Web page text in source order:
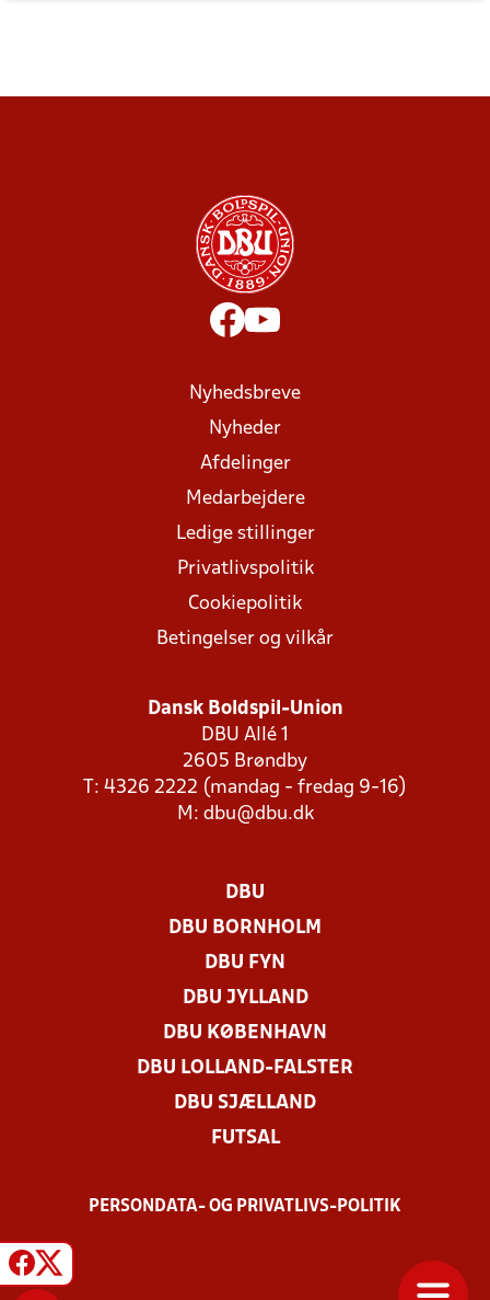
Nyhedsbreve
Nyheder
Afdelinger
Medarbejdere
Ledige stillinger
Privatlivspolitik
Cookiepolitik
Betingelser og vilkår
Dansk Boldspil-Union
DBU Allé 1
2605 Brøndby
T: 4326 2222 (mandag - fredag 9-16)
M: dbu@dbu.dk
DBU
DBU BORNHOLM
DBU FYN
DBU JYLLAND
DBU KØBENHAVN
DBU LOLLAND-FALSTER
DBU SJÆLLAND
FUTSAL
PERSONDATA- OG PRIVATLIVS-POLITIK